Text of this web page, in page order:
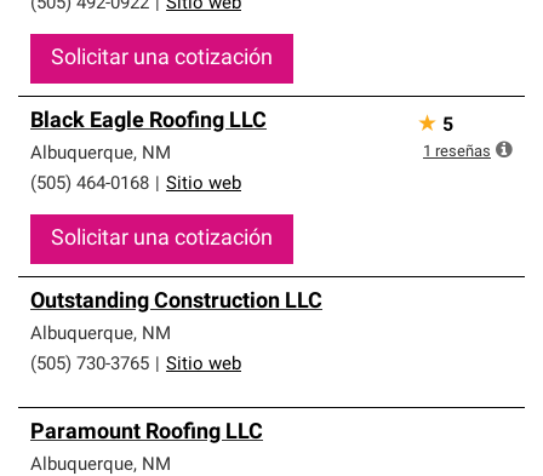
(505) 492-0922
Sitio web
Solicitar una cotización
Black Eagle Roofing LLC
Albuquerque, NM
(505) 464-0168
Sitio web
Solicitar una cotización
★ 5
1 reseñas
Outstanding Construction LLC
Albuquerque, NM
(505) 730-3765
Sitio web
Paramount Roofing LLC
Albuquerque, NM